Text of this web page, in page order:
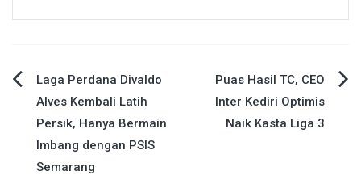
Navigasi
pos
Laga Perdana Divaldo
Alves Kembali Latih
Persik, Hanya Bermain
Imbang dengan PSIS
Semarang
Puas Hasil TC, CEO
Inter Kediri Optimis
Naik Kasta Liga 3